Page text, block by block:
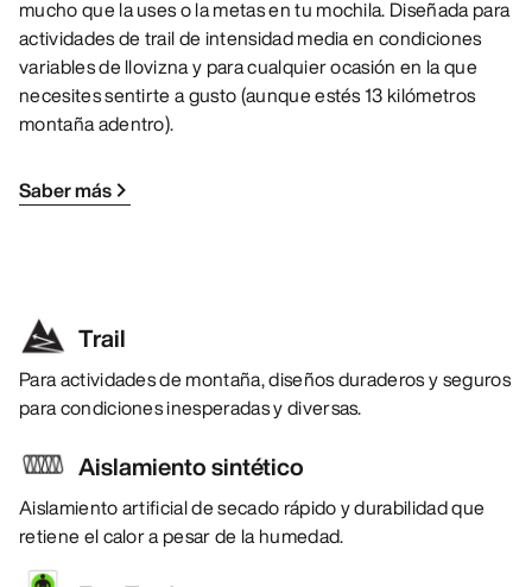
mucho que la uses o la metas en tu mochila. Diseñada para
actividades de trail de intensidad media en condiciones
variables de llovizna y para cualquier ocasión en la que
necesites sentirte a gusto (aunque estés 13 kilómetros
montaña adentro).
Saber más
Trail
Para actividades de montaña, diseños duraderos y seguros
para condiciones inesperadas y diversas.
Aislamiento sintético
Aislamiento artificial de secado rápido y durabilidad que
retiene el calor a pesar de la humedad.